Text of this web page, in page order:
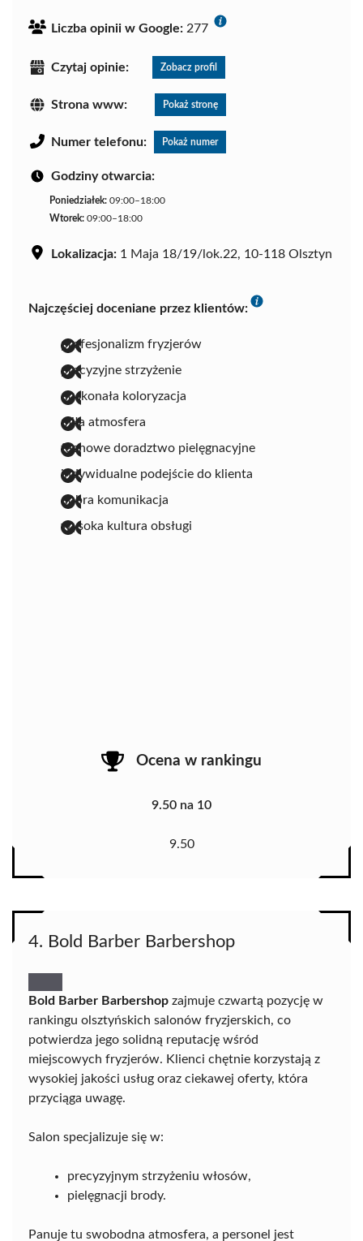
Liczba opinii w Google: 277
Czytaj opinie: Zobacz profil
Strona www: Pokaż stronę
Numer telefonu: Pokaż numer
Godziny otwarcia:
Poniedziałek: 09:00–18:00
Wtorek: 09:00–18:00
Lokalizacja: 1 Maja 18/19/lok.22, 10-118 Olsztyn
Najczęściej doceniane przez klientów:
profesjonalizm fryzjerów
precyzyjne strzyżenie
doskonała koloryzacja
miła atmosfera
fachowe doradztwo pielęgnacyjne
indywidualne podejście do klienta
dobra komunikacja
wysoka kultura obsługi
Ocena w rankingu
9.50 na 10
9.50
4. Bold Barber Barbershop
Bold Barber Barbershop zajmuje czwartą pozycję w
rankingu olsztyńskich salonów fryzjerskich, co
potwierdza jego solidną reputację wśród
miejscowych fryzjerów. Klienci chętnie korzystają z
wysokiej jakości usług oraz ciekawej oferty, która
przyciąga uwagę.
Salon specjalizuje się w:
precyzyjnym strzyżeniu włosów,
pielęgnacji brody.
Panuje tu swobodna atmosfera, a personel jest